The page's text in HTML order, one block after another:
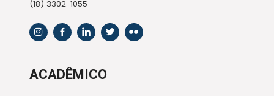
(18) 3302-1055
ACADÊMICO